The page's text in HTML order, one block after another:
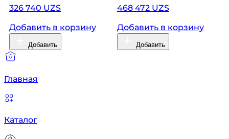
326 740 UZS
Добавить в корзину
Добавить
468 472 UZS
Добавить в корзину
Добавить
Главная
Каталог